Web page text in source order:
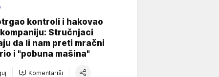
kontroli i hakovao
Stručnjaci
da li nam preti mračni
i "pobuna mašina"
Komentariši